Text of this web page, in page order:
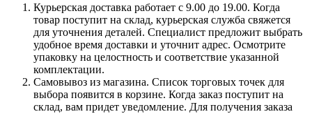
Курьерская доставка работает с 9.00 до 19.00. Когда
товар поступит на склад, курьерская служба свяжется
для уточнения деталей. Специалист предложит выбрать
удобное время доставки и уточнит адрес. Осмотрите
упаковку на целостность и соответствие указанной
комплектации.
Самовывоз из магазина. Список торговых точек для
выбора появится в корзине. Когда заказ поступит на
склад, вам придет уведомление. Для получения заказа